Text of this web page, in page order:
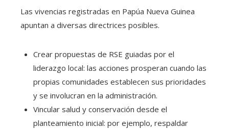
Las vivencias registradas en Papúa Nueva Guinea
apuntan a diversas directrices posibles.
Crear propuestas de RSE guiadas por el
liderazgo local: las acciones prosperan cuando las
propias comunidades establecen sus prioridades
y se involucran en la administración.
Vincular salud y conservación desde el
planteamiento inicial: por ejemplo, respaldar